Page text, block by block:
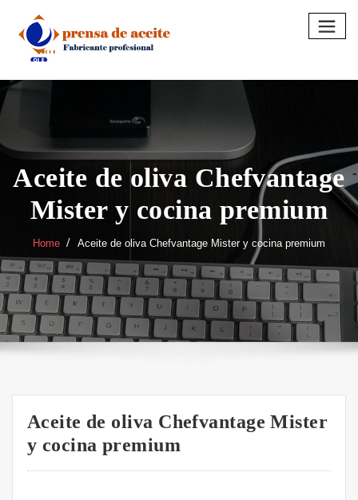
content
Aceite de oliva Chefvantage
Mister y cocina premium
Home Aceite de oliva Chefvantage Mister y cocina premium
Aceite de oliva Chefvantage Mister
y cocina premium